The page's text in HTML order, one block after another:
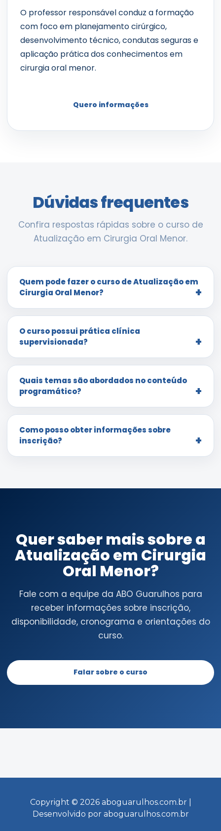
O professor responsável conduz a formação
com foco em planejamento cirúrgico,
desenvolvimento técnico, condutas seguras e
aplicação prática dos conhecimentos em
cirurgia oral menor.
Quero informações
Dúvidas frequentes
Confira respostas rápidas sobre o curso de
Atualização em Cirurgia Oral Menor.
Quem pode fazer o curso de Atualização em
Cirurgia Oral Menor?
O curso possui prática clínica
supervisionada?
Quais temas são abordados no conteúdo
programático?
Como posso obter informações sobre
inscrição?
Quer saber mais sobre a
Atualização em Cirurgia
Oral Menor?
Fale com a equipe da ABO Guarulhos para
receber informações sobre inscrição,
disponibilidade, cronograma e orientações do
curso.
Falar sobre o curso
Copyright © 2026 aboguarulhos.com.br |
Desenvolvido por aboguarulhos.com.br